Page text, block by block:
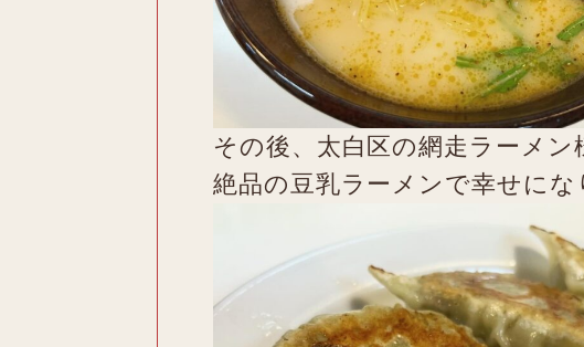
その後、太白区の網走ラーメン
絶品の豆乳ラーメンで幸せにな